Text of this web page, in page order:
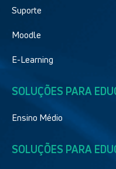
Suporte
Moodle
E-Learning
SOLUÇÕES PARA
Ensino Médio
SOLUÇÕES PARA